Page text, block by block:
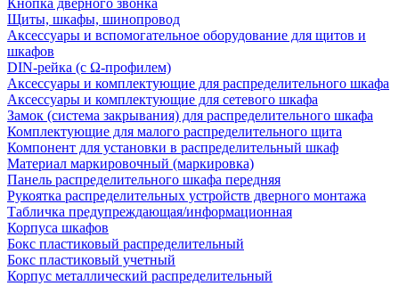
Кнопка дверного звонка
Щиты, шкафы, шинопровод
Аксессуары и вспомогательное оборудование для щитов и
шкафов
DIN-рейка (с Ω-профилем)
Аксессуары и комплектующие для распределительного шкафа
Аксессуары и комплектующие для сетевого шкафа
Замок (система закрывания) для распределительного шкафа
Комплектующие для малого распределительного щита
Компонент для установки в распределительный шкаф
Материал маркировочный (маркировка)
Панель распределительного шкафа передняя
Рукоятка распределительных устройств дверного монтажа
Табличка предупреждающая/информационная
Корпуса шкафов
Бокс пластиковый распределительный
Бокс пластиковый учетный
Корпус металлический распределительный